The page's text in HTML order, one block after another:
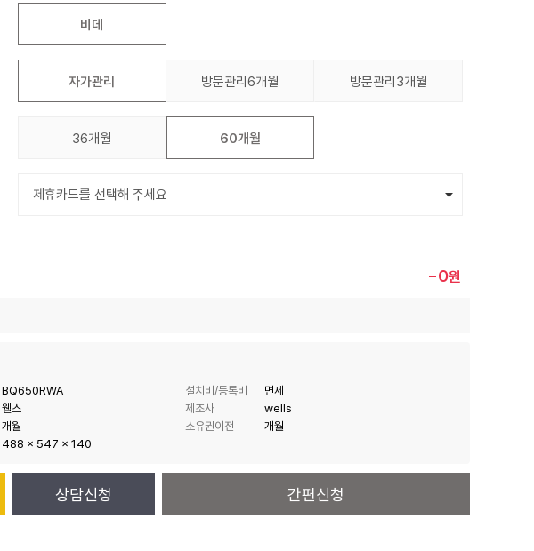
비데
자가관리 방문관리6개월 방문관리3개월
36개월 60개월
0원
BQ650RWA 설치비/등록비
면제
웰스 제조사
wells
개월 소유권이전
개월
488 x 547 x 140
상담신청 간편신청